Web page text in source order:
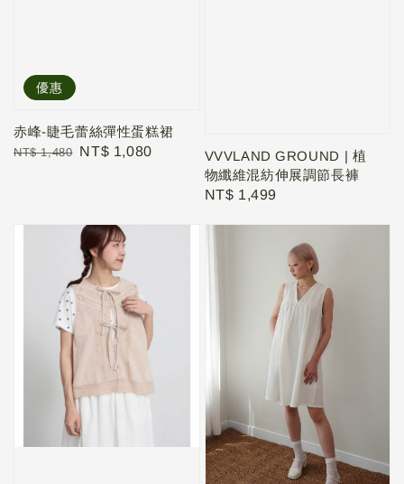
優惠
赤峰-睫毛蕾絲彈性蛋糕裙
Regular
NT$ 1,480 Sale
NT$ 1,080
VVVLAND GROUND | 植
物纖維混紡伸展調節長褲
Regular
NT$ 1,499